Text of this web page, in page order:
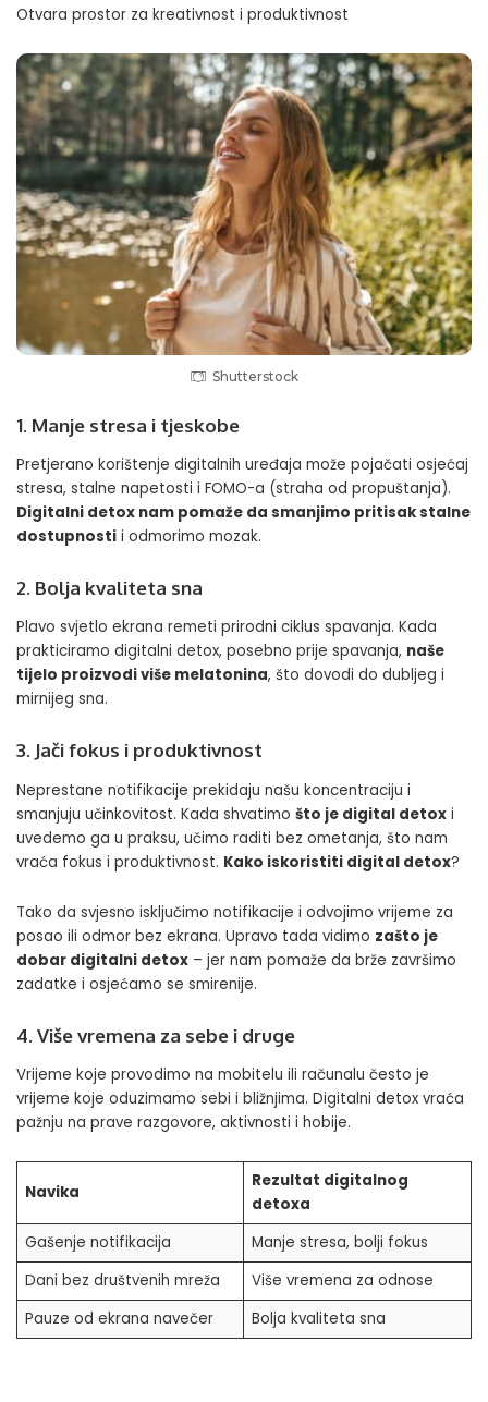
Otvara prostor za kreativnost i produktivnost
Shutterstock
1. Manje stresa i tjeskobe
Pretjerano korištenje digitalnih uređaja može pojačati osjećaj
stresa, stalne napetosti i FOMO-a (straha od propuštanja).
Digitalni detox nam pomaže da smanjimo pritisak stalne
dostupnosti i odmorimo mozak.
2. Bolja kvaliteta sna
Plavo svjetlo ekrana remeti prirodni ciklus spavanja. Kada
prakticiramo digitalni detox, posebno prije spavanja, naše
tijelo proizvodi više melatonina, što dovodi do dubljeg i
mirnijeg sna.
3. Jači fokus i produktivnost
Neprestane notifikacije prekidaju našu koncentraciju i
smanjuju učinkovitost. Kada shvatimo što je digital detox i
uvedemo ga u praksu, učimo raditi bez ometanja, što nam
vraća fokus i produktivnost. Kako iskoristiti digital detox?
Tako da svjesno isključimo notifikacije i odvojimo vrijeme za
posao ili odmor bez ekrana. Upravo tada vidimo zašto je
dobar digitalni detox – jer nam pomaže da brže završimo
zadatke i osjećamo se smirenije.
4. Više vremena za sebe i druge
Vrijeme koje provodimo na mobitelu ili računalu često je
vrijeme koje oduzimamo sebi i bližnjima. Digitalni detox vraća
pažnju na prave razgovore, aktivnosti i hobije.
Navika
Rezultat digitalnog
detoxa
Gašenje notifikacija
Manje stresa, bolji fokus
Dani bez društvenih mreža
Više vremena za odnose
Pauze od ekrana navečer
Bolja kvaliteta sna